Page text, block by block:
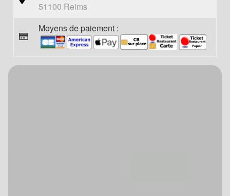
51100 Reims
Moyens de paiement :